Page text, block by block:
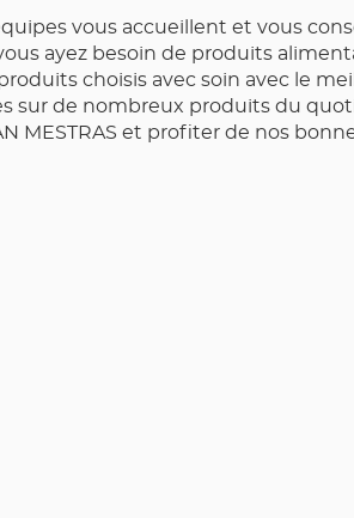
vous accueillent et vous
ayez besoin de produits
choisis avec soin avec le
sur de nombreux produits du
MESTRAS et profiter de nos